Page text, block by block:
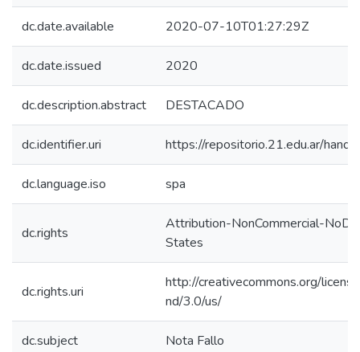
dc.date.available 2020-07-10T01:27:29Z
dc.date.issued 2020
dc.description.abstract DESTACADO
dc.identifier.uri https://repositorio.21.edu.ar/
dc.language.iso spa
dc.rights
Attribution-NonCommercial-
States
dc.rights.uri
http://creativecommons.org/
nd/3.0/us/
dc.subject Nota Fallo